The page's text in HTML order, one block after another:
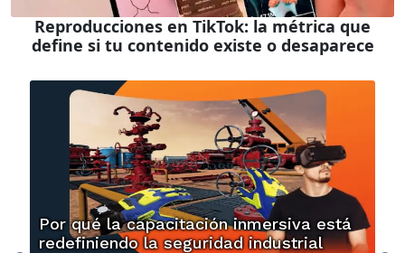
Reproducciones en TikTok: la métrica que
define si tu contenido existe o desaparece
Por qué la capacitación inmersiva está
redefiniendo la seguridad industrial